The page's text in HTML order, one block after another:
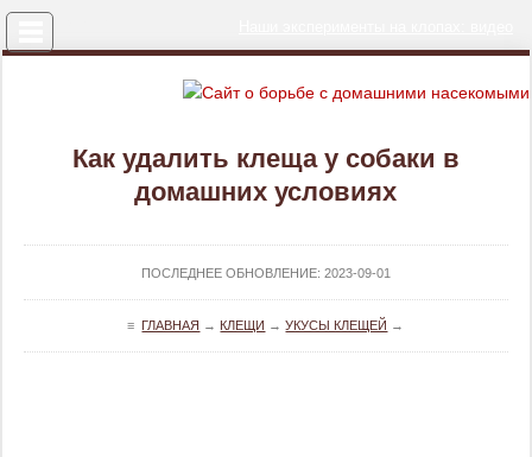
Как удалить клеща у собаки в
домашних условиях
ПОСЛЕДНЕЕ ОБНОВЛЕНИЕ: 2023-09-01
≡ ГЛАВНАЯ → КЛЕЩИ →УКУСЫ КЛЕЩЕЙ →